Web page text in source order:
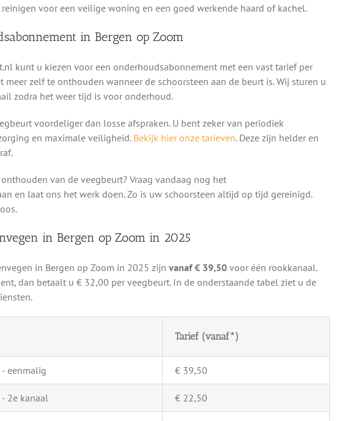
voor een veilige woning en een goed werkende haard of kachel.
in Bergen op Zoom
kunt u kiezen voor een onderhoudsabonnement met een vast tarief per
meer zelf te onthouden wanneer de schoorsteen aan de beurt is. Wij sturen u
zodra het weer tijd is voor onderhoud.
voordeliger dan losse afspraken. U bent zeker van periodiek
en maximale veiligheid. Bekijk hier onze tarieven. Deze zijn helder en
van de veegbeurt? Vraag vandaag nog het
en laat ons het werk doen. Zo is uw schoorsteen altijd op tijd gereinigd.
in Bergen op Zoom in 2025
in Bergen op Zoom in 2025 zijn vanaf € 39,50voor één rookkanaal.
dan betaalt u € 32,00 per veegbeurt. In de onderstaande tabel ziet u de
Tarief (vanaf*)
eenmalig € 39,50
2e kanaal € 22,50